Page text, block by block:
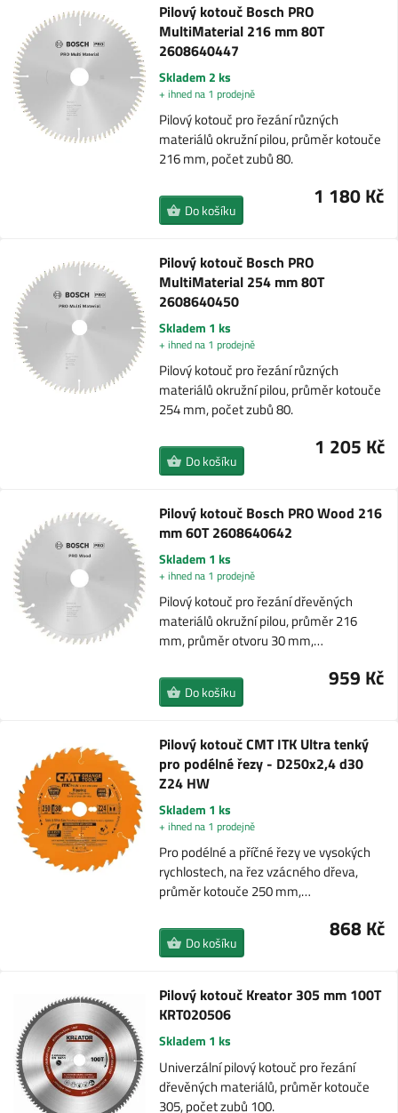
Pilový kotouč Bosch PRO
MultiMaterial 216 mm 80T
2608640447
Skladem 2 ks
+ ihned na 1 prodejně
Pilový kotouč pro řezání různých
materiálů okružní pilou, průměr kotouče
216 mm, počet zubů 80.
1 180 Kč
Do košíku
Pilový kotouč Bosch PRO
MultiMaterial 254 mm 80T
2608640450
Skladem 1 ks
+ ihned na 1 prodejně
Pilový kotouč pro řezání různých
materiálů okružní pilou, průměr kotouče
254 mm, počet zubů 80.
1 205 Kč
Do košíku
Pilový kotouč Bosch PRO Wood 216
mm 60T 2608640642
Skladem 1 ks
+ ihned na 1 prodejně
Pilový kotouč pro řezání dřevěných
materiálů okružní pilou, průměr 216
mm, průměr otvoru 30 mm,…
959 Kč
Do košíku
Pilový kotouč CMT ITK Ultra tenký
pro podélné řezy - D250x2,4 d30
Z24 HW
Skladem 1 ks
+ ihned na 1 prodejně
Pro podélné a příčné řezy ve vysokých
rychlostech, na řez vzácného dřeva,
průměr kotouče 250 mm,…
868 Kč
Do košíku
Pilový kotouč Kreator 305 mm 100T
KRT020506
Skladem 1 ks
Univerzální pilový kotouč pro řezání
dřevěných materiálů, průměr kotouče
305, počet zubů 100.